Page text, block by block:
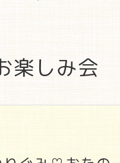
楽しみ会